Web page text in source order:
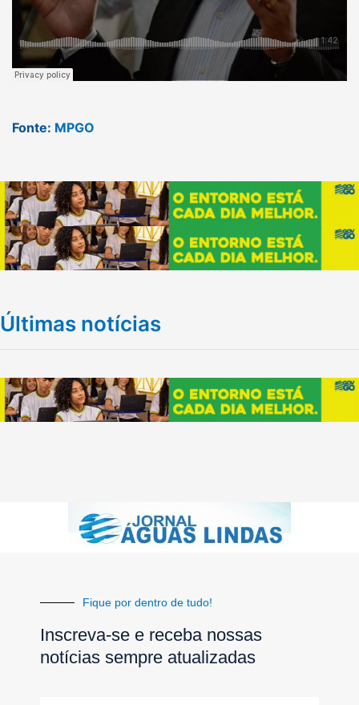
Fonte: MPGO
Últimas notícias
Fique por dentro de tudo!
Inscreva-se e receba nossas
notícias sempre atualizadas